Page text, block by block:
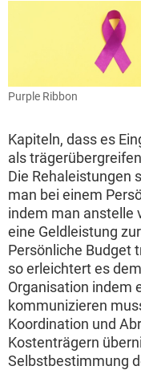
Purple Ribbon
Kapiteln, dass es
als
Die Rehaleistungen
man bei einem
indem man anstelle
eine Geldleistung
Persönliche Budget
so erleichtert es
Organisation indem
kommunizieren
Koordination und
Kostenträgern
Selbstbestimmung